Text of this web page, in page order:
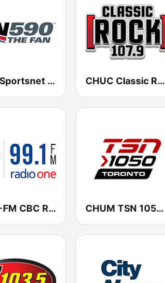
CJCL Sportsnet 590 The Fan CHUC Classic Rock 107.9 FM
CBLA-FM CBC Radio One Toronto CHUM TSN 1050 AM